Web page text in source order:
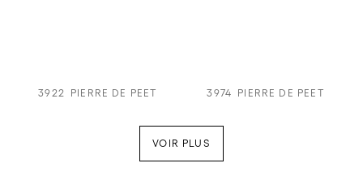
3922 PIERRE DE PEET 3974 PIERRE DE PEET
VOIR PLUS